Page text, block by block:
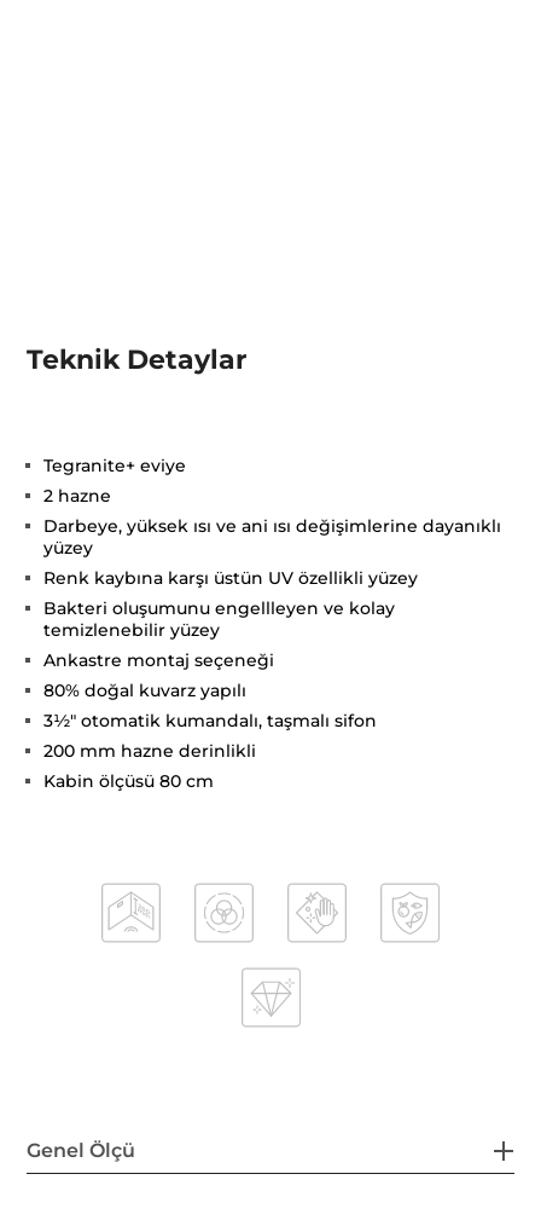
Teknik Detaylar
Tegranite+ eviye
2 hazne
Darbeye, yüksek ısı ve ani ısı değişimlerine dayanıklı
yüzey
Renk kaybına karşı üstün UV özellikli yüzey
Bakteri oluşumunu engellleyen ve kolay
temizlenebilir yüzey
Ankastre montaj seçeneği
80% doğal kuvarz yapılı
3½" otomatik kumandalı, taşmalı sifon
200 mm hazne derinlikli
Kabin ölçüsü 80 cm
Genel Ölçü